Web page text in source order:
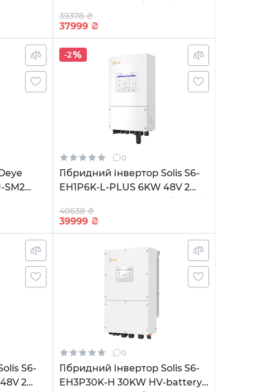
Wi-Fi 220V Однофазний
(AF6K-SLP)
39378 ₴
37999 ₴
SM2
-2
0
Гібридний інвертор Solis S6-
EH1P6K-L-PLUS 6KW 48V 2
MPPT Wi-Fi 220V Однофазний
40638 ₴
39999 ₴
S6-
2
0
Гібридний інвертор Solis S6-
EH3P30K-H 30KW HV-battery